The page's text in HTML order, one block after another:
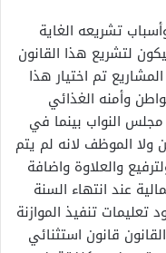
تشريعه الغاية
لتشريع هذا القانون
تم اختيار هذا
وأمنه الغذائي
مجلس النواب بينما في
الموظف لانه لم يتم
والعلاوة واضافة
عند انتهاء السنة
تنفيذ الموازنة
قانون استثنائي